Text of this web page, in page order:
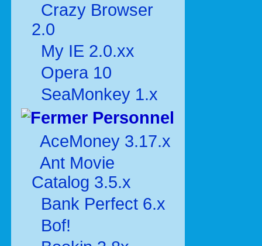
Crazy Browser
2.0
My IE 2.0.xx
Opera 10
SeaMonkey 1.x
Personnel
AceMoney 3.17.x
Ant Movie
Catalog 3.5.x
Bank Perfect 6.x
Bof!